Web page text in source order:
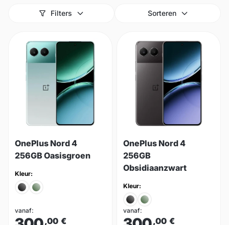
Filters Sorteren
OnePlus Nord 4
256GB Oasisgroen
Kleur:
vanaf:
,00 €
OnePlus Nord 4
256GB
Obsidiaanzwart
Kleur:
vanaf:
,00 €